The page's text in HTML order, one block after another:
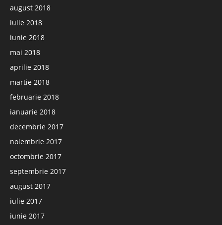
august 2018
iulie 2018
iunie 2018
mai 2018
aprilie 2018
martie 2018
februarie 2018
ianuarie 2018
decembrie 2017
noiembrie 2017
octombrie 2017
septembrie 2017
august 2017
iulie 2017
iunie 2017